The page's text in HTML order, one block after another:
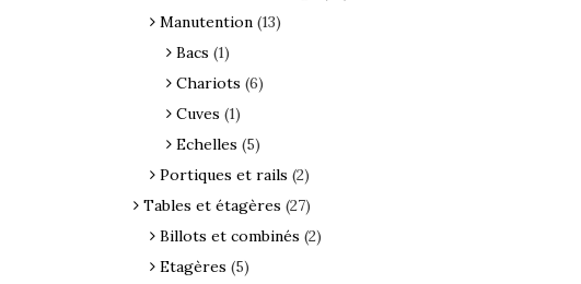
Manutention (13)
Bacs (1)
Chariots (6)
Cuves (1)
Echelles (5)
Portiques et rails (2)
Tables et étagères (27)
Billots et combinés (2)
Etagères (5)